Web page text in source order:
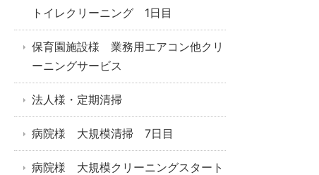
トイレクリーニング 1日目
保育園施設様 業務用エアコン他クリ
ーニングサービス
法人様・定期清掃
病院様 大規模清掃 7日目
病院様 大規模クリーニングスタート